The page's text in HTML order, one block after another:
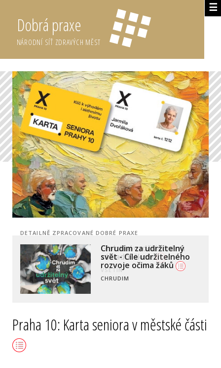
☰
Dobrá praxe
NÁRODNÍ SÍŤ ZDRAVÝCH MĚST
DETAILNĚ ZPRACOVANÉ DOBRÉ PRAXE
Globální vzdělávání na
základní škole
VSETÍN
Praha 10: Karta seniora v městské části